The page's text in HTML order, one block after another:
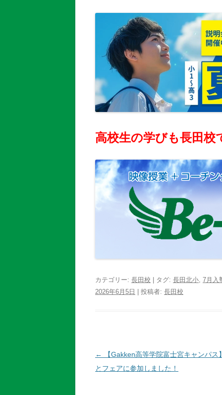
高校生の学びも長田校
カテゴリー: 長田校 | タグ: 長田北小 7月入
2026年6月5日
投稿者: 長田校
投
稿
←
【Gakken高等学院富士宮キャンパス
とフェアに参加しました！